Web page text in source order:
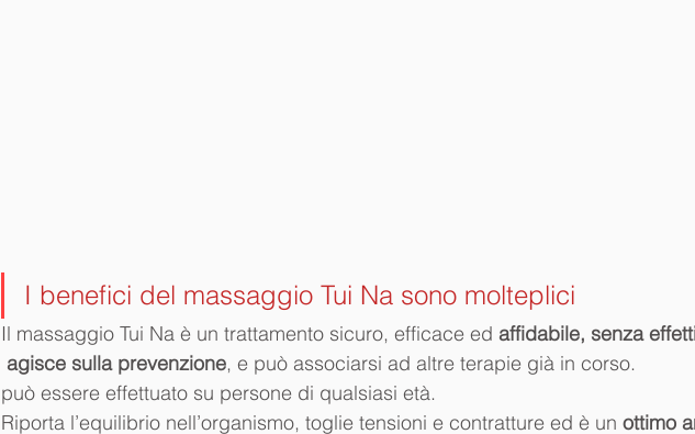
I benefici del massaggio Tui Na sono molteplici
Il massaggio Tui Na è un trattamento sicuro, efficace ed affidabile, senza
agisce sulla prevenzione, e può associarsi ad altre terapie già in corso.
può essere effettuato su persone di qualsiasi età.
Riporta l’equilibrio nell’organismo, toglie tensioni e contratture ed è un ottimo